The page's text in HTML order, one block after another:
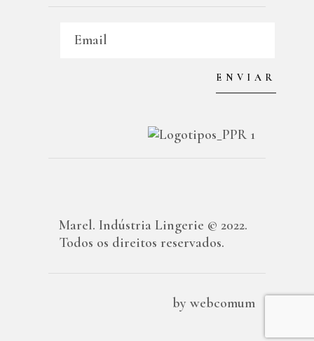
Marel. Indústria Lingerie © 2022.
Todos os direitos reservados.
by webcomum